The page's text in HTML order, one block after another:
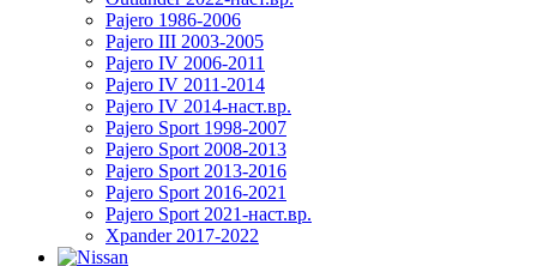
Pajero 1986-2006
Pajero III 2003-2005
Pajero IV 2006-2011
Pajero IV 2011-2014
Pajero IV 2014-наст.вр.
Pajero Sport 1998-2007
Pajero Sport 2008-2013
Pajero Sport 2013-2016
Pajero Sport 2016-2021
Pajero Sport 2021-наст.вр.
Xpander 2017-2022